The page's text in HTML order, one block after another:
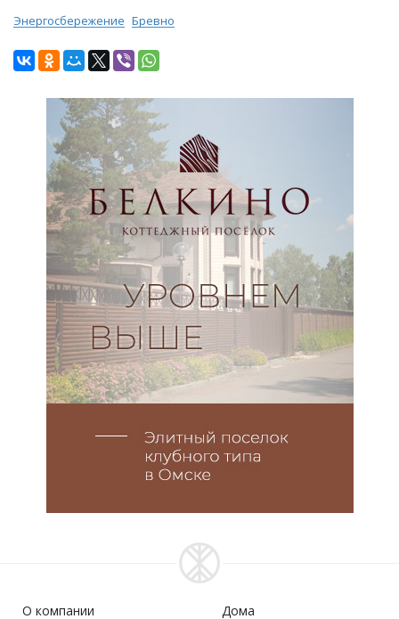
Энергосбережение Бревно
О компании
Дома